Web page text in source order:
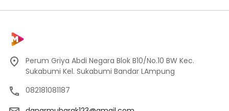
Perum Griya Abdi Negara Blok B10/No.10 BW Kec.
Sukabumi Kel. Sukabumi Bandar LAmpung
082181081187